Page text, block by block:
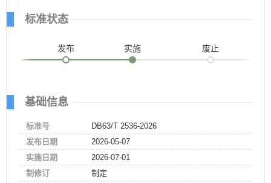
标准状态
发布 实施 废止
基础信息
标准号
DB63/T 2536-2026
发布日期
2026-05-07
实施日期
2026-07-01
制修订
制定